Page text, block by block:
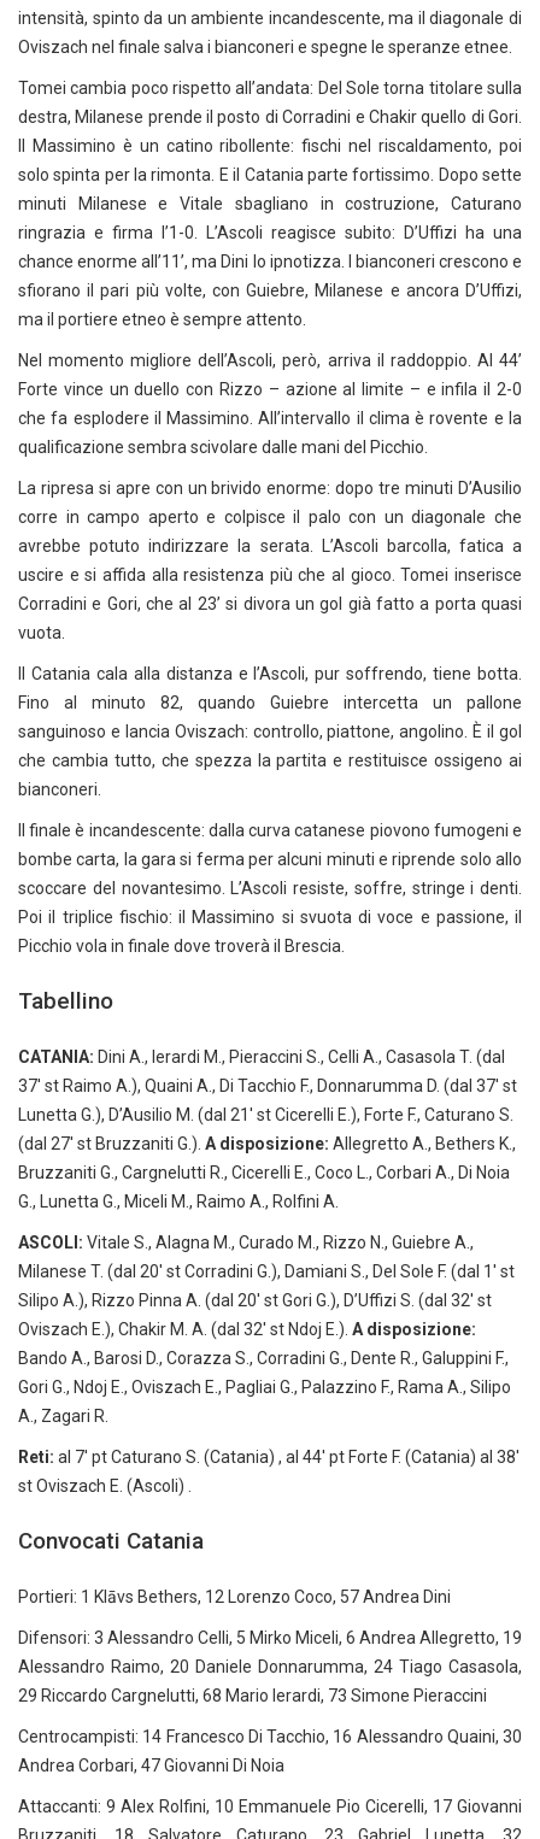
intensità, spinto da un ambiente incandescente, ma il diagonale di
Oviszach nel finale salva i bianconeri e spegne le speranze etnee.
Tomei cambia poco rispetto all’andata: Del Sole torna titolare sulla
destra, Milanese prende il posto di Corradini e Chakir quello di Gori.
Il Massimino è un catino ribollente: fischi nel riscaldamento, poi
solo spinta per la rimonta. E il Catania parte fortissimo. Dopo sette
minuti Milanese e Vitale sbagliano in costruzione, Caturano
ringrazia e firma l’1-0. L’Ascoli reagisce subito: D’Uffizi ha una
chance enorme all’11’, ma Dini lo ipnotizza. I bianconeri crescono e
sfiorano il pari più volte, con Guiebre, Milanese e ancora D’Uffizi,
ma il portiere etneo è sempre attento.
Nel momento migliore dell’Ascoli, però, arriva il raddoppio. Al 44’
Forte vince un duello con Rizzo – azione al limite – e infila il 2-0
che fa esplodere il Massimino. All’intervallo il clima è rovente e la
qualificazione sembra scivolare dalle mani del Picchio.
La ripresa si apre con un brivido enorme: dopo tre minuti D’Ausilio
corre in campo aperto e colpisce il palo con un diagonale che
avrebbe potuto indirizzare la serata. L’Ascoli barcolla, fatica a
uscire e si affida alla resistenza più che al gioco. Tomei inserisce
Corradini e Gori, che al 23’ si divora un gol già fatto a porta quasi
vuota.
Il Catania cala alla distanza e l’Ascoli, pur soffrendo, tiene botta.
Fino al minuto 82, quando Guiebre intercetta un pallone
sanguinoso e lancia Oviszach: controllo, piattone, angolino. È il gol
che cambia tutto, che spezza la partita e restituisce ossigeno ai
bianconeri.
Il finale è incandescente: dalla curva catanese piovono fumogeni e
bombe carta, la gara si ferma per alcuni minuti e riprende solo allo
scoccare del novantesimo. L’Ascoli resiste, soffre, stringe i denti.
Poi il triplice fischio: il Massimino si svuota di voce e passione, il
Picchio vola in finale dove troverà il Brescia.
Tabellino
CATANIA: Dini A., Ierardi M., Pieraccini S., Celli A., Casasola T. (dal
37′ st Raimo A.), Quaini A., Di Tacchio F., Donnarumma D. (dal 37′ st
Lunetta G.), D’Ausilio M. (dal 21′ st Cicerelli E.), Forte F., Caturano S.
(dal 27′ st Bruzzaniti G.). A disposizione: Allegretto A., Bethers K.,
Bruzzaniti G., Cargnelutti R., Cicerelli E., Coco L., Corbari A., Di Noia
G., Lunetta G., Miceli M., Raimo A., Rolfini A.
ASCOLI: Vitale S., Alagna M., Curado M., Rizzo N., Guiebre A.,
Milanese T. (dal 20′ st Corradini G.), Damiani S., Del Sole F. (dal 1′ st
Silipo A.), Rizzo Pinna A. (dal 20′ st Gori G.), D’Uffizi S. (dal 32′ st
Oviszach E.), Chakir M. A. (dal 32′ st Ndoj E.). A disposizione:
Bando A., Barosi D., Corazza S., Corradini G., Dente R., Galuppini F.,
Gori G., Ndoj E., Oviszach E., Pagliai G., Palazzino F., Rama A., Silipo
A., Zagari R.
Reti: al 7′ pt Caturano S. (Catania) , al 44′ pt Forte F. (Catania) al 38′
st Oviszach E. (Ascoli) .
Convocati Catania
Portieri: 1 Klāvs Bethers, 12 Lorenzo Coco, 57 Andrea Dini
Difensori: 3 Alessandro Celli, 5 Mirko Miceli, 6 Andrea Allegretto, 19
Alessandro Raimo, 20 Daniele Donnarumma, 24 Tiago Casasola,
29 Riccardo Cargnelutti, 68 Mario Ierardi, 73 Simone Pieraccini
Centrocampisti: 14 Francesco Di Tacchio, 16 Alessandro Quaini, 30
Andrea Corbari, 47 Giovanni Di Noia
Attaccanti: 9 Alex Rolfini, 10 Emmanuele Pio Cicerelli, 17 Giovanni
Bruzzaniti, 18 Salvatore Caturano, 23 Gabriel Lunetta, 32